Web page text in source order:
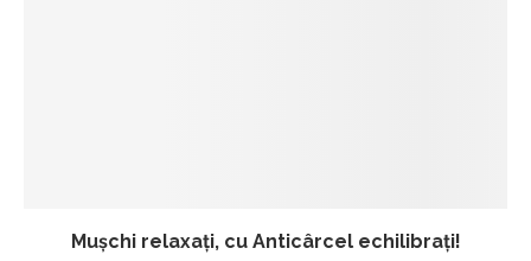
Mușchi relaxați, cu Anticârcel echilibrați!